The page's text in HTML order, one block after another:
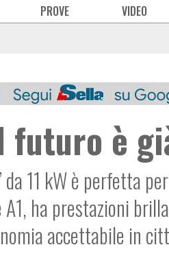
PROVE VIDEO
futuro è
da 11 kW è perfetta
ha prestazioni
accettabile in